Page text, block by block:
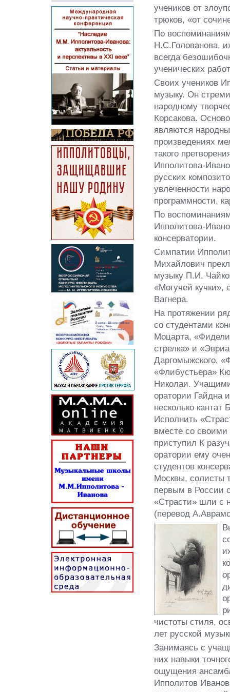
учеников от
трюков, «от
По
Н.С.Голованова,
всегда
ученических
Своих учеников
музыку. Он
народному
Корсакова.
являются
произведениях
такого
Ипполитова-
русских
увлеченности
программности,
По
Ипполитова-
консерватории.
Симпатии
Михайлович
музыку П.И.
«Могучей
Вагнера.
На протяжении
со студентами
Моцарта,
стрелка» и
Даргомыжского,
«Флибустьера»
Николаи.
оратории Гайдна
несколько
Исполнить
вместе со
приступил К
оратории ему
студентов
Москвы, солисты
первым в России
«Страсти» шли с
(перевод
чистоты стиля,
лет русской
Занимаясь с
них навыки
ощущения
Ипполитов­